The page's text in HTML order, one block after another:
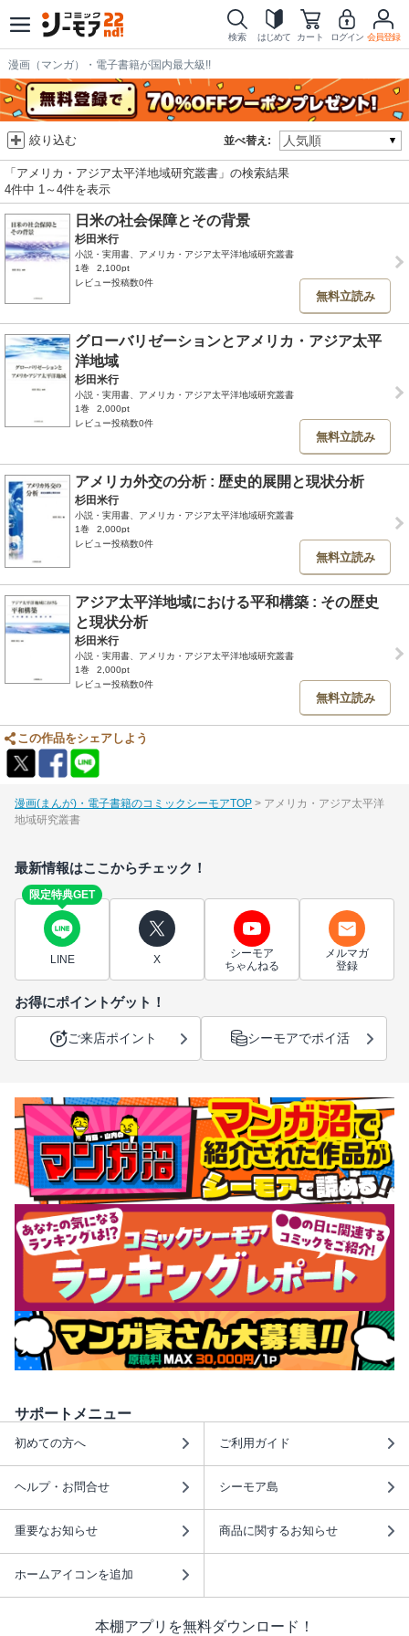
検索 はじめて カート ログイン 会員登録
漫画（マンガ）・電子書籍が国内最大級!!
並べ替え:
絞り込む
「アメリカ・アジア太平洋地域研究叢書」の検索結果
4件中 1～4件を表示
日米の社会保障とその背景
杉田米行
小説・実用書、アメリカ・アジア太平洋地域研究叢書
1巻
2,100pt
レビュー投稿数0件
無料立読み
グローバリゼーションとアメリカ・アジア太平
洋地域
杉田米行
小説・実用書、アメリカ・アジア太平洋地域研究叢書
1巻
2,000pt
レビュー投稿数0件
無料立読み
アメリカ外交の分析 : 歴史的展開と現状分析
杉田米行
小説・実用書、アメリカ・アジア太平洋地域研究叢書
1巻
2,000pt
レビュー投稿数0件
無料立読み
アジア太平洋地域における平和構築 : その歴史
と現状分析
杉田米行
小説・実用書、アメリカ・アジア太平洋地域研究叢書
1巻
2,000pt
レビュー投稿数0件
無料立読み
この作品をシェアしよう
漫画(まんが)・電子書籍のコミックシーモアTOP
アメリカ・アジア太平洋
地域研究叢書
最新情報はここからチェック！
限定特典GET
LINE X
シーモア
ちゃんねる
メルマガ
登録
お得にポイントゲット！
ご来店ポイント シーモアでポイ活
サポートメニュー
初めての方へ ご利用ガイド
ヘルプ・お問合せ シーモア島
重要なお知らせ 商品に関するお知らせ
ホームアイコンを追加
本棚アプリを無料ダウンロード！